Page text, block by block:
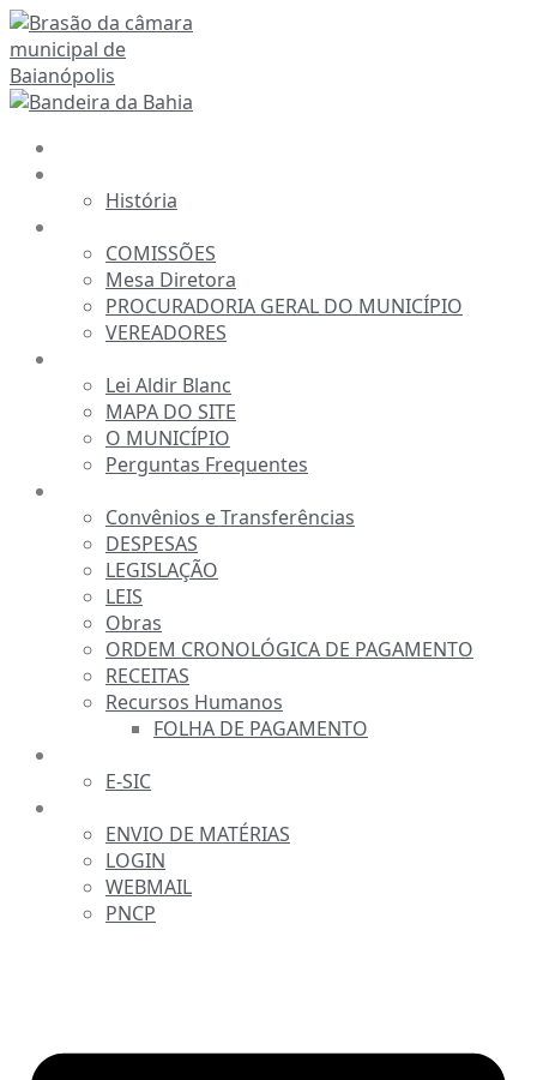
Ir
para
o
conteúdo
História
COMISSÕES
Mesa Diretora
PROCURADORIA GERAL DO MUNICÍPIO
VEREADORES
Lei Aldir Blanc
MAPA DO SITE
O MUNICÍPIO
Perguntas Frequentes
Convênios e Transferências
DESPESAS
LEGISLAÇÃO
LEIS
Obras
ORDEM CRONOLÓGICA DE PAGAMENTO
RECEITAS
Recursos Humanos
FOLHA DE PAGAMENTO
E-SIC
ENVIO DE MATÉRIAS
LOGIN
WEBMAIL
PNCP